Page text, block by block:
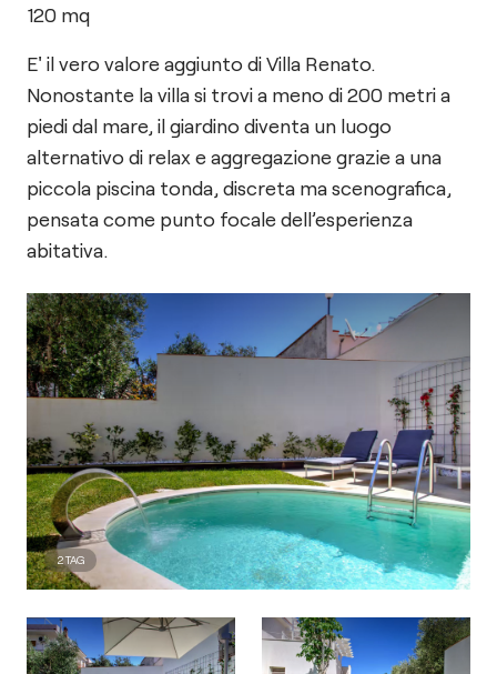
120 mq
E' il vero valore aggiunto di Villa Renato.
Nonostante la villa si trovi a meno di 200 metri a
piedi dal mare, il giardino diventa un luogo
alternativo di relax e aggregazione grazie a una
piccola piscina tonda, discreta ma scenografica,
pensata come punto focale dell’esperienza
abitativa.
2TAG